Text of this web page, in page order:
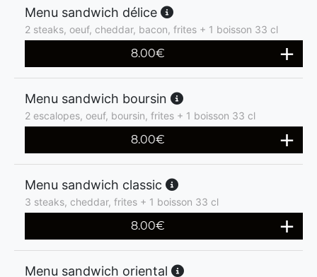
Menu sandwich délice
2 steaks, oeuf, cheddar, bacon, frites + 1 boisson 33 cl
8.00€
Menu sandwich boursin
2 escalopes, oeuf, boursin, frites + 1 boisson 33 cl
8.00€
Menu sandwich classic
3 steaks, cheddar, frites + 1 boisson 33 cl
8.00€
Menu sandwich oriental